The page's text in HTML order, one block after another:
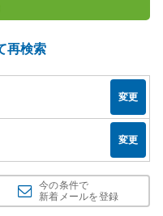
再検索
変更
変更
今の条件で
新着メールを登録